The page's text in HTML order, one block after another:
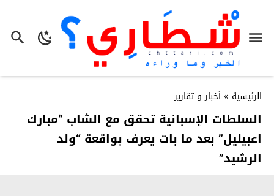
الرئيسية » أخبار و تقارير
السلطات الإسبانية تحقق مع الشاب “مبارك
اعبيليل” بعد ما بات يعرف بواقعة “ولد
الرشيد”